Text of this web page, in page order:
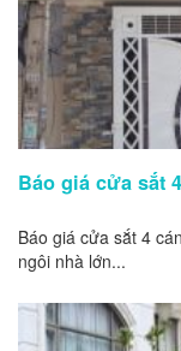
Báo giá cửa sắt
Báo giá cửa sắt 4
ngôi nhà lớn...